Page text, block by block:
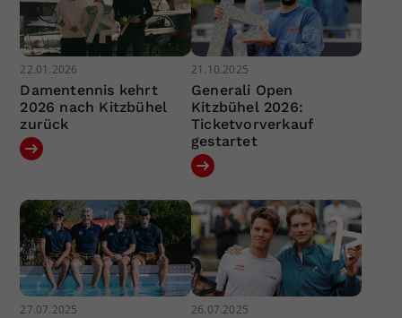
22.01.2026
Damentennis kehrt
2026 nach Kitzbühel
zurück
21.10.2025
Generali Open
Kitzbühel 2026:
Ticketvorverkauf
gestartet
27.07.2025 26.07.2025